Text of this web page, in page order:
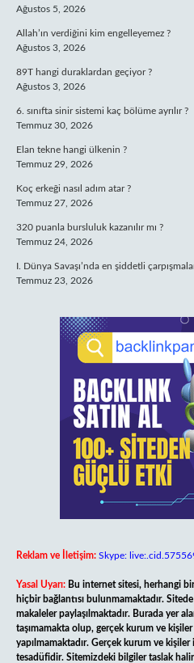
Ağustos 5, 2026
Allah’ın verdiğini kim engelleyemez ?
Ağustos 3, 2026
89T hangi duraklardan geçiyor ?
Ağustos 3, 2026
6. sınıfta sinir sistemi kaç bölüme ayrılır ?
Temmuz 30, 2026
Elan tekne hangi ülkenin ?
Temmuz 29, 2026
Koç erkeği nasıl adım atar ?
Temmuz 27, 2026
320 puanla bursluluk kazanılır mı ?
Temmuz 24, 2026
I. Dünya Savaşı’nda en şiddetli
Temmuz 23, 2026
Reklam ve İletişim: Skype:
Yasal Uyarı: Bu internet sitesi, herhangi
hiçbir bağlantısı bulunmamaktadır. Sitede
makaleler paylaşılmaktadır. Burada yer
taşımamakta olup, gerçek kurum ve kişiler
yapılmamaktadır. Gerçek kurum ve
tesadüfidir. Sitemizdeki bilgiler taslak